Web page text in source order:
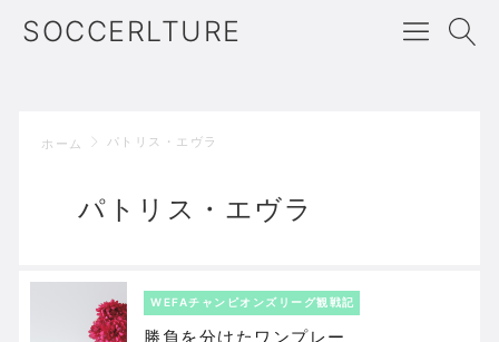
SOCCERLTURE
ホーム パトリス・エヴラ
パトリス・エヴラ
WEFAチャンピオンズリーグ観戦記
勝負を分けたワンプレー